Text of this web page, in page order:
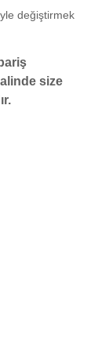
değiştirmek
size